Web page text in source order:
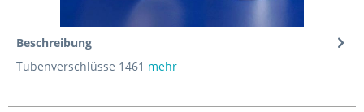
Beschreibung
Tubenverschlüsse 1461 mehr